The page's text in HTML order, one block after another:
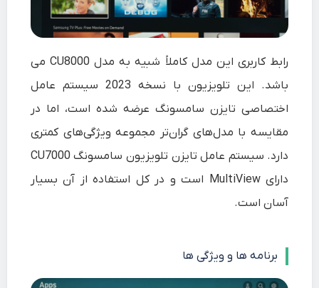
رابط کاربری این مدل کاملاً شبیه به مدل CU8000 می
باشد. این تلویزیون با نسخه 2023 سیستم عامل
اختصاصی تایزن سامسونگ عرضه شده است، اما در
مقایسه با مدل‌های گران‌تر مجموعه ویژگی‌های کمتری
دارد. سیستم عامل تایزن تلویزیون سامسونگ CU7000
دارای MultiView است و در کل استفاده از آن بسیار
آسان است.
برنامه ها و ویژگی ها